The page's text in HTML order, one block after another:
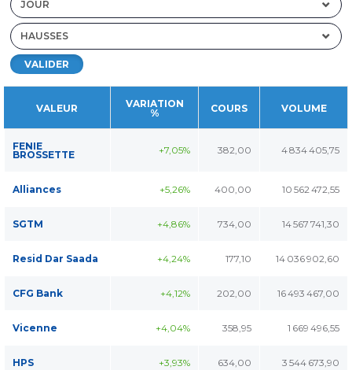
JOUR
HAUSSES
VALIDER
VALEUR
VARIATION
%
COURS VOLUME
FENIE
BROSSETTE +7,05% 382,00 4 834 405,75
Alliances +5,26% 400,00 10 562 472,55
SGTM +4,86% 734,00 14 567 741,30
Resid Dar Saada +4,24% 177,10 14 036 902,60
CFG Bank +4,12% 202,00 16 493 467,00
Vicenne +4,04% 358,95 1 669 496,55
HPS +3,93% 634,00 3 544 673,90